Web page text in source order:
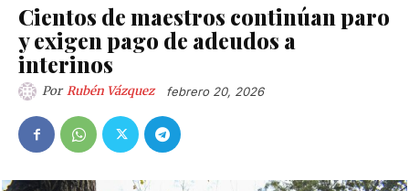
Cientos de maestros continúan paro
y exigen pago de adeudos a
interinos
Por Rubén Vázquez febrero 20, 2026